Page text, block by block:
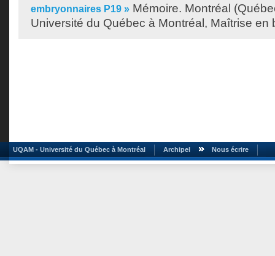
embryonnaires P19 » Mémoire. Montréal
Université du Québec à Montréal, Maîtrise en
UQAM - Université du Québec à Montréal Archipel Nous écrire